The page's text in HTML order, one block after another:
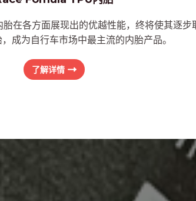
在各方面展现出的优越性能，终将使其逐步
成为自行车市场中最主流的内胎产品。
了解详情